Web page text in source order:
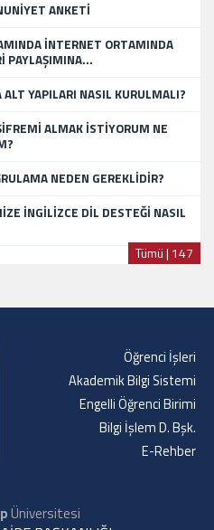
ANKETİ
İNTERNET ORTAMINDA
PAYLAŞIMINA...
ALT YAPILARI NASIL KURULMALI?
ALMAK İSTİYORUM NE
NEDEN GEREKLİDİR?
İNGİLİZCE DİL DESTEĞİ NASIL
Tümü | 147
Öğrenci İşleri
Akademik Bilgi Sistemi
Engelli Öğrenci Birimi
Bilgi İşlem D. Bşk.
E-Rehber
Üniversitesi